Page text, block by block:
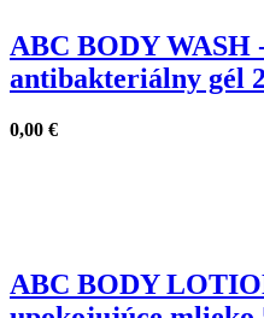
ABC BODY WASH
antibakteriálny gél
0,00 €
ABC BODY